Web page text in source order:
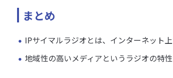
まとめ
IPサイマルラジオとは、インターネット
地域性の高いメディアというラジオの特